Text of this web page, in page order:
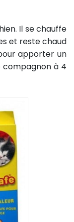
Il se chauffe
et reste chaud
apporter un
compagnon à 4